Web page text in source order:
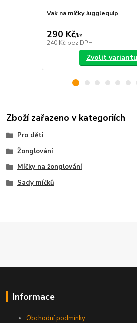
Vak na míčky Jugglequip
290 Kč/ks
240 Kč bez DPH
Zvolit variantu
Zboží zařazeno v kategoriích
Pro děti
Žonglování
Míčky na žonglování
Sady míčků
Informace
Obchodní podmínky